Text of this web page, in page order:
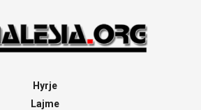
Hyrje
Lajme